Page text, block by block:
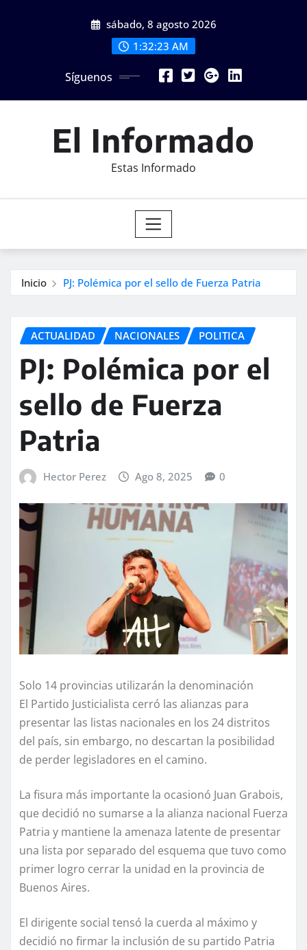
sábado, 8 agosto 2026
1:32:25 AM
Síguenos
El Informado
Estas Informado
Inicio PJ: Polémica por el sello de Fuerza Patria
ACTUALIDAD NACIONALES POLITICA
PJ: Polémica por el
sello de Fuerza
Patria
Hector Perez Ago 8, 2025 0
Solo 14 provincias utilizarán la denominación
El Partido Justicialista cerró las alianzas para
presentar las listas nacionales en los 24 distritos
del país, sin embargo, no descartan la posibilidad
de perder legisladores en el camino.
La fisura más importante la ocasionó Juan Grabois,
que decidió no sumarse a la alianza nacional Fuerza
Patria y mantiene la amenaza latente de presentar
una lista por separado del esquema que tuvo como
primer logro cerrar la unidad en la provincia de
Buenos Aires.
El dirigente social tensó la cuerda al máximo y
decidió no firmar la inclusión de su partido Patria